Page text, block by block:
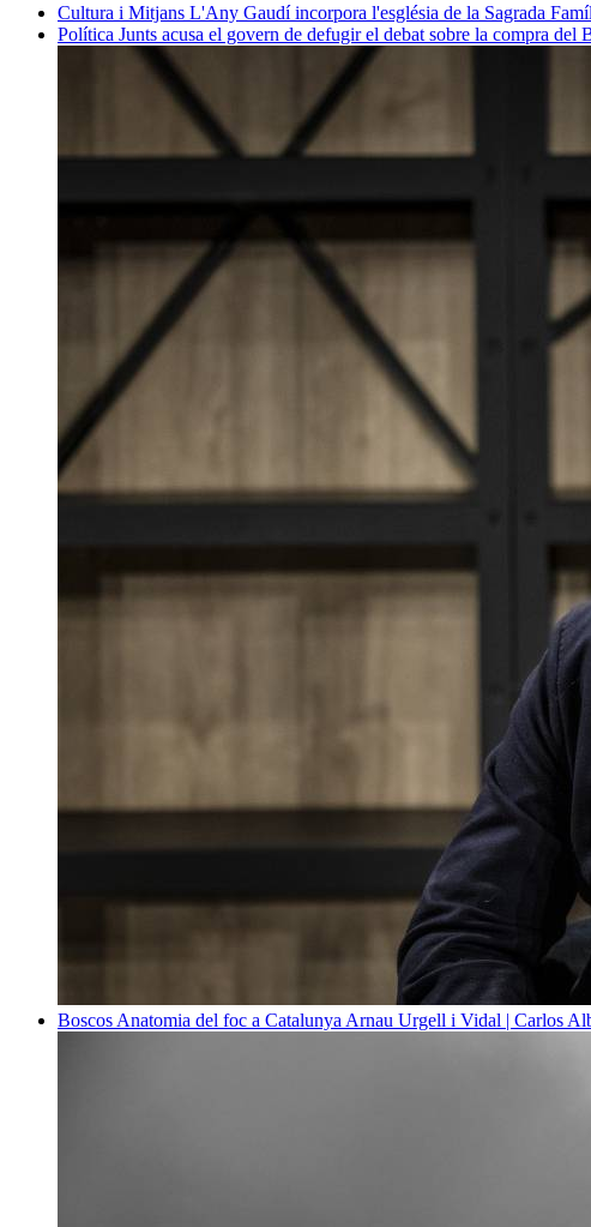
Cultura i Mitjans L'Any Gaudí incorpora l'església de la Sagrada
Política Junts acusa el govern de defugir el debat sobre la compra del
Boscos Anatomia del foc a Catalunya Arnau Urgell i Vidal | Carlos